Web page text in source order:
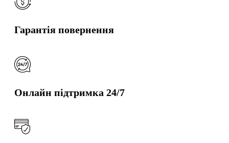
Гарантія повернення
Онлайн підтримка 24/7